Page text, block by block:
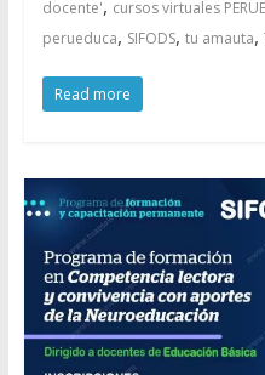
docente', cursos virtuales
perueduca, SIFODS, tu amauta,
Read more